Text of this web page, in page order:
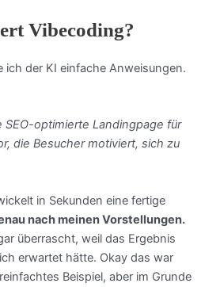
Vibecoding?
ich der KI einfache Anweisungen.
SEO-optimierte Landingpage für
die Besucher motiviert, sich zu
in Sekunden eine fertige
nach meinen Vorstellungen.
überrascht, weil das Ergebnis
erwartet hätte. Okay das war
Beispiel, aber im Grunde